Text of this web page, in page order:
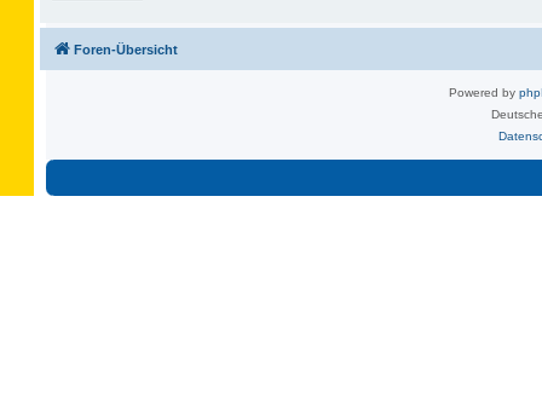
Foren-Übersicht
Powered by